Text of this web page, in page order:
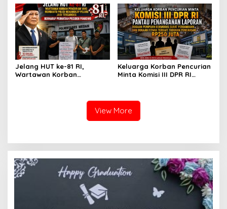
Setelah Membantu Polisi
Menangkap Maling Atas
Atensi Ketua Komisi III DPR
RI Bapak Habiburokhman
dan Rasa Kecewa
Lambatnya Penanganan
Pekara di Polrestabes
Medan
Jelang HUT ke-81 RI,
Wartawan Korban
Keluarga Korban Pencurian
Minta Komisi III DPR RI
Perdamaian dan Dugaan
Fitnah Terkait Tuduhan
Pemerasan Rp250 Juta
View More